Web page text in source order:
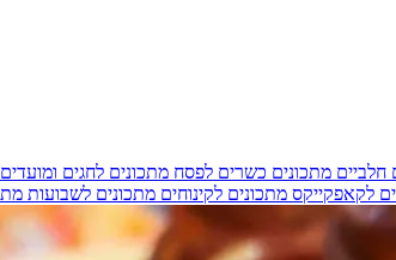
חלביים מתכונים כשרים לפסח מתכונים לחגים ומועדים
לקאפקייקס מתכונים לקינוחים מתכונים לשבועות